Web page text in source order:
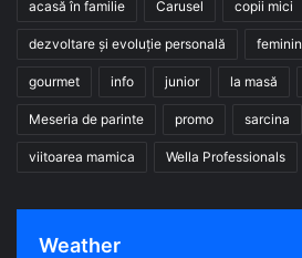
acasă în familie Carusel copii mici
dezvoltare și evoluție personală feminin
gourmet info junior la masă
Meseria de parinte promo sarcina
viitoarea mamica Wella Professionals
Weather